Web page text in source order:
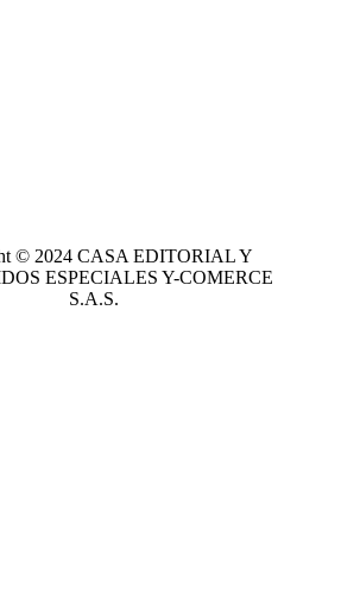
© 2024 CASA EDITORIALY
ESPECIALES Y-COMERCE
S.A.S.